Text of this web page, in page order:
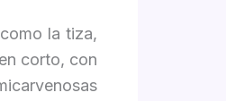
la tiza,
corto, con